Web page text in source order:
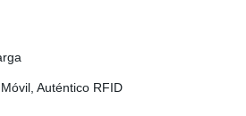
Auténtico RFID